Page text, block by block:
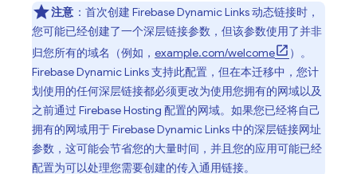
注意 ：首次创建 Firebase Dynamic Links 动态链接时，
您可能已经创建了一个深层链接参数，但该参数使用了并非
归您所有的域名（例如， example.com/welcome
）。
Firebase Dynamic Links 支持此配置，但在本迁移中，您计
划使用的任何深层链接都必须更改为使用您拥有的网域以及
之前通过 Firebase Hosting 配置的网域。如果您已经将自己
拥有的网域用于 Firebase Dynamic Links 中的深层链接网址
参数，这可能会节省您的大量时间，并且您的应用可能已经
配置为可以处理您需要创建的传入通用链接。